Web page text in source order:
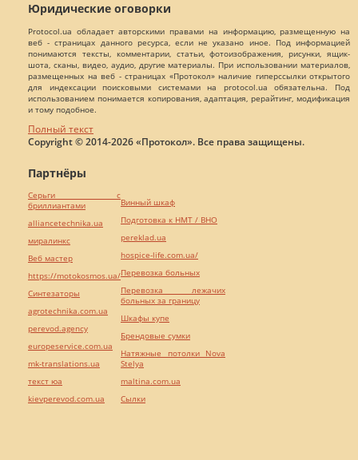
Юридические оговорки
Protocol.ua обладает авторскими правами на информацию, размещенную на
веб - страницах данного ресурса, если не указано иное. Под информацией
понимаются тексты, комментарии, статьи, фотоизображения, рисунки, ящик-
шота, сканы, видео, аудио, другие материалы. При использовании материалов,
размещенных на веб - страницах «Протокол» наличие гиперссылки открытого
для индексации поисковыми системами на protocol.ua обязательна. Под
использованием понимается копирования, адаптация, рерайтинг, модификация
и тому подобное.
Полный текст
Copyright © 2014-2026 «Протокол». Все права защищены.
Партнёры
Серьги с
бриллиантами
alliancetechnika.ua
миралинкс
Веб мастер
https://motokosmos.ua/
Синтезаторы
agrotechnika.com.ua
perevod.agency
europeservice.com.ua
mk-translations.ua
текст юа
kievperevod.com.ua
Винный шкаф
Подготовка к НМТ / ВНО
pereklad.ua
hospice-life.com.ua/
Перевозка больных
Перевозка лежачих
больных за границу
Шкафы купе
Брендовые сумки
Натяжные потолки Nova
Stelya
maltina.com.ua
Cылки